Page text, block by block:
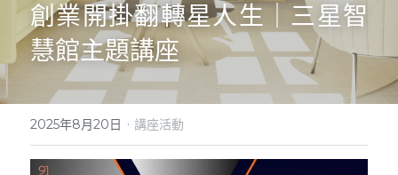
聯絡我們
LINE諮詢
創業開掛翻轉星人生｜三星智
慧館主題講座
2025年8月20日 · 講座活動